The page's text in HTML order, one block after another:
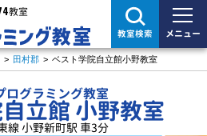
教室
教室検索 メニュー
> 田村郡 > ベスト学院自立館小野教室
ログラミング教室
立館 小野教室
線 小野新町駅 車3分